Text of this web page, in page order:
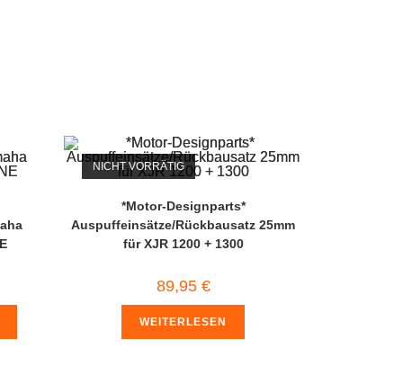
NICHT VORRÄTIG
*Motor-Designparts*
Auspuffeinsätze/Rückbausatz 25mm
für XJR 1200 + 1300
89,95 €
WEITERLESEN